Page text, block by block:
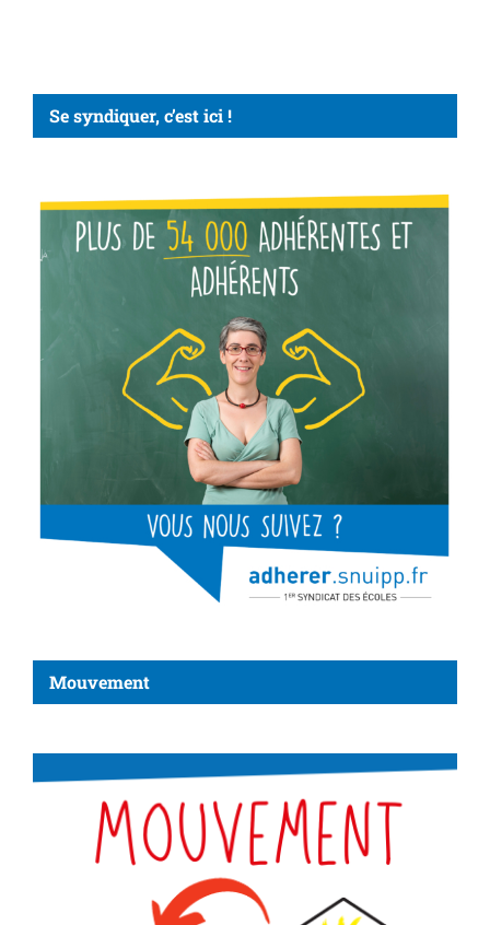
Se syndiquer, c’est ici !
Mouvement